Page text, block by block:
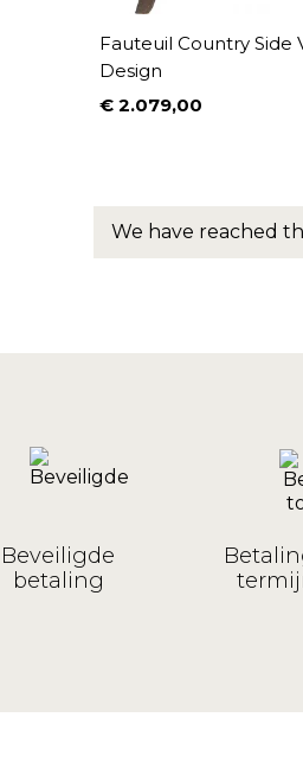
Fauteuil Country Side
Design
Prijs
€ 2.079,00
We have reached
Beveiligde
betaling